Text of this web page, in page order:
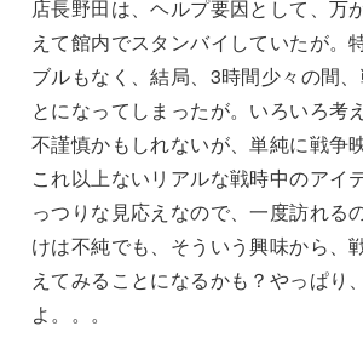
店長野田は、ヘルプ要因として、万
えて館内でスタンバイしていたが。
ブルもなく、結局、3時間少々の間
とになってしまったが。いろいろ考
不謹慎かもしれないが、単純に戦争
これ以上ないリアルな戦時中のアイ
っつりな見応えなので、一度訪れる
けは不純でも、そういう興味から、
えてみることになるかも？やっぱり
よ。。。